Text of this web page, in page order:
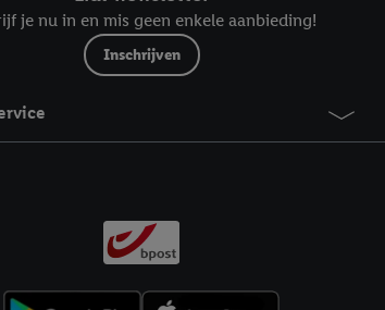
je nu in en mis geen enkele aanbieding!
Inschrijven